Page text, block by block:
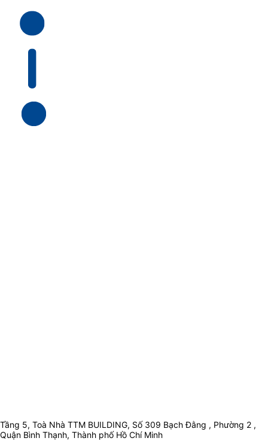
Tầng 5, Toà Nhà TTM BUILDING, Số 309 Bạch Đằng , Phường 2 ,
Quận Bình Thạnh, Thành phố Hồ Chí Minh